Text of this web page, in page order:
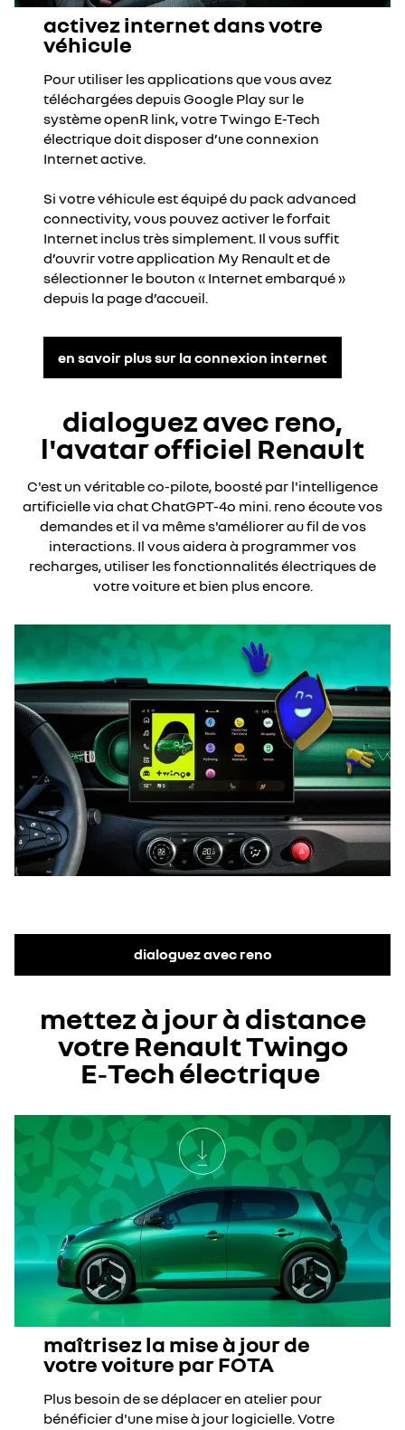
activez internet dans votre
véhicule
Pour utiliser les applications que vous avez
téléchargées depuis Google Play sur le
système openR link, votre Twingo E-Tech
électrique doit disposer d’une connexion
Internet active​.
Si votre véhicule est équipé du pack advanced
connectivity, vous pouvez activer le forfait
Internet inclus très simplement. Il vous suffit
d’ouvrir votre application My Renault et de
sélectionner le bouton « Internet embarqué »
depuis la page d’accueil.​
en savoir plus sur la connexion internet
dialoguez avec reno,
l'avatar officiel Renault
C'est un véritable co-pilote, boosté par l'intelligence
artificielle via chat ChatGPT-4o mini. reno écoute vos
demandes et il va même s'améliorer au fil de vos
interactions. Il vous aidera à programmer vos
recharges, utiliser les fonctionnalités électriques de
votre voiture et bien plus encore​.
dialoguez avec reno
mettez à jour à distance
votre Renault Twingo
E‑Tech électrique ​
maîtrisez la mise à jour de
votre voiture par FOTA​
Plus besoin de se déplacer en atelier pour
bénéficier d'une mise à jour logicielle. Votre